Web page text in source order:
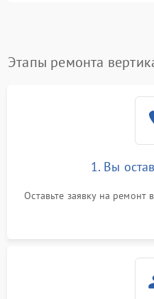
Этапы ремонта
1. Вы
Оставьте заявку на ремонт